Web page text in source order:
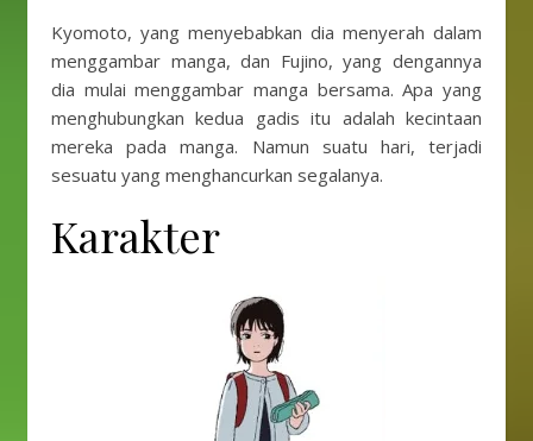
Kyomoto, yang menyebabkan dia menyerah dalam
menggambar manga, dan Fujino, yang dengannya
dia mulai menggambar manga bersama. Apa yang
menghubungkan kedua gadis itu adalah kecintaan
mereka pada manga. Namun suatu hari, terjadi
sesuatu yang menghancurkan segalanya.
Karakter